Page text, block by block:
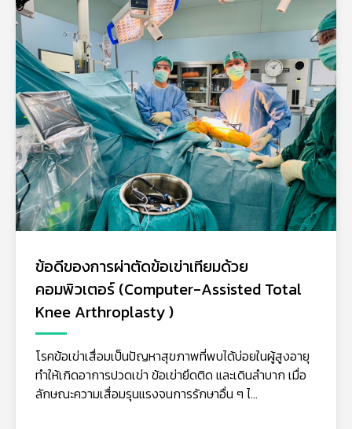
โรคเก๊าท์ (Gout) เป็นโรคข้ออักเสบชนิดหนึ่งที่เกิดจากการ
สะสมของกรดยูริก (Uric Acid) ในร่างกายสูงเกินไป ทำให้
เกิดการตกผลึกของกรดยูริกในข้อต่อ ส่งผลให้เก...